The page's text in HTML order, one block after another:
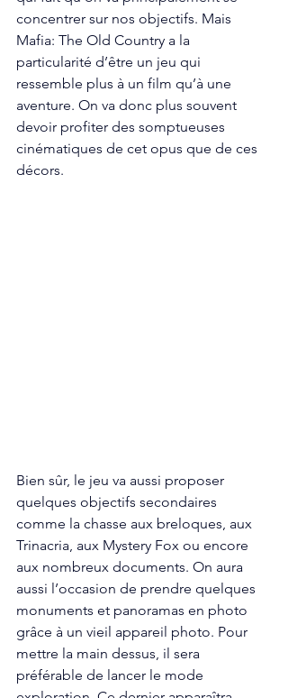
concentrer sur nos objectifs. Mais
Mafia: The Old Country a la
particularité d’être un jeu qui
ressemble plus à un film qu’à une
aventure. On va donc plus souvent
devoir profiter des somptueuses
cinématiques de cet opus que de ces
décors.
Bien sûr, le jeu va aussi proposer
quelques objectifs secondaires
comme la chasse aux breloques, aux
Trinacria, aux Mystery Fox ou encore
aux nombreux documents. On aura
aussi l’occasion de prendre quelques
monuments et panoramas en photo
grâce à un vieil appareil photo. Pour
mettre la main dessus, il sera
préférable de lancer le mode